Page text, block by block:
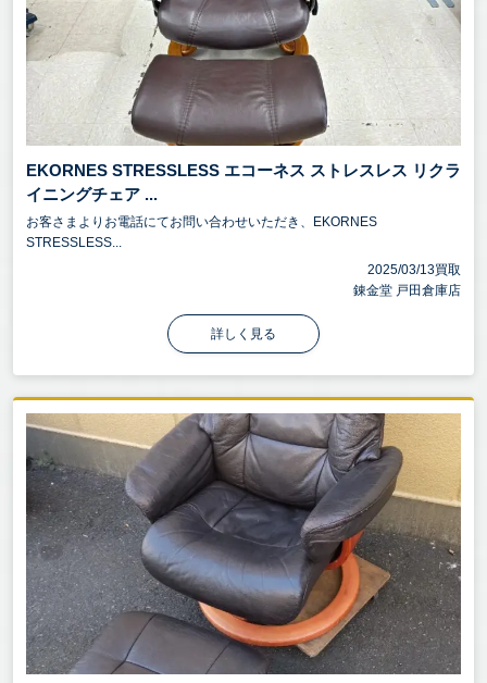
EKORNES STRESSLESS エコーネス ストレスレス リクラ
イニングチェア ...
お客さまよりお電話にてお問い合わせいただき、EKORNES
STRESSLESS...
2025/03/13買取
錬金堂 戸田倉庫店
詳しく見る